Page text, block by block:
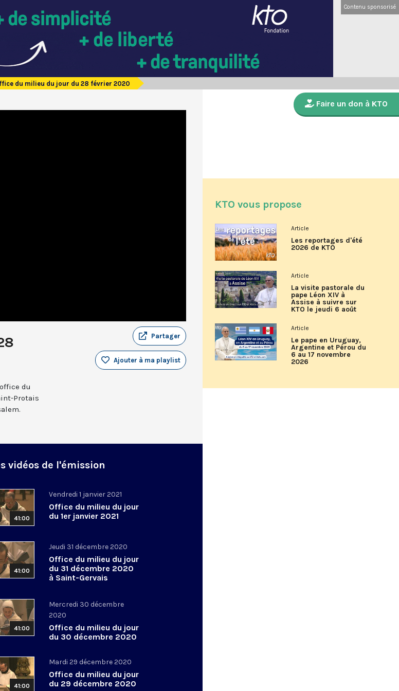
Contenu sponsorisé
du milieu du jour du 28 février 2020
Partager
Ajouter à ma playlist
du
Protais
vidéos de l'émission
41:00
Vendredi 1 janvier 2021
Office du milieu du jour
du 1er janvier 2021
41:00
Jeudi 31 décembre 2020
Office du milieu du jour
du 31 décembre 2020
à Saint-Gervais
41:00
Mercredi 30 décembre
2020
Office du milieu du jour
du 30 décembre 2020
41:00
Mardi 29 décembre 2020
Office du milieu du jour
du 29 décembre 2020
Faire un don à KTO
KTO vous propose
Article
Les reportages d'été
2026 de KTO
Article
La visite pastorale du
pape Léon XIV à
Assise à suivre sur
KTO le jeudi 6 août
Article
Le pape en Uruguay,
Argentine et Pérou du
6 au 17 novembre
2026